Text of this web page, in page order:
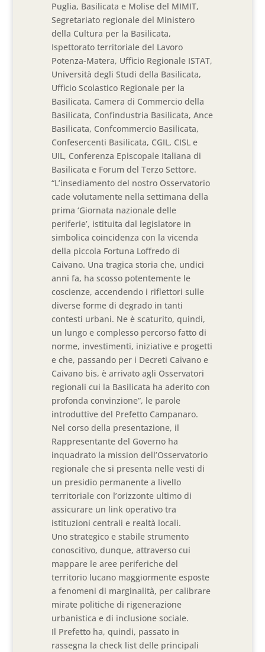
Puglia, Basilicata e Molise del MIMIT,
Segretariato regionale del Ministero
della Cultura per la Basilicata,
Ispettorato territoriale del Lavoro
Potenza-Matera, Ufficio Regionale ISTAT,
Università degli Studi della Basilicata,
Ufficio Scolastico Regionale per la
Basilicata, Camera di Commercio della
Basilicata, Confindustria Basilicata, Ance
Basilicata, Confcommercio Basilicata,
Confesercenti Basilicata, CGIL, CISL e
UIL, Conferenza Episcopale Italiana di
Basilicata e Forum del Terzo Settore.
“L’insediamento del nostro Osservatorio
cade volutamente nella settimana della
prima ‘Giornata nazionale delle
periferie’, istituita dal legislatore in
simbolica coincidenza con la vicenda
della piccola Fortuna Loffredo di
Caivano. Una tragica storia che, undici
anni fa, ha scosso potentemente le
coscienze, accendendo i riflettori sulle
diverse forme di degrado in tanti
contesti urbani. Ne è scaturito, quindi,
un lungo e complesso percorso fatto di
norme, investimenti, iniziative e progetti
e che, passando per i Decreti Caivano e
Caivano bis, è arrivato agli Osservatori
regionali cui la Basilicata ha aderito con
profonda convinzione”, le parole
introduttive del Prefetto Campanaro.
Nel corso della presentazione, il
Rappresentante del Governo ha
inquadrato la mission dell’Osservatorio
regionale che si presenta nelle vesti di
un presidio permanente a livello
territoriale con l’orizzonte ultimo di
assicurare un link operativo tra
istituzioni centrali e realtà locali.
Uno strategico e stabile strumento
conoscitivo, dunque, attraverso cui
mappare le aree periferiche del
territorio lucano maggiormente esposte
a fenomeni di marginalità, per calibrare
mirate politiche di rigenerazione
urbanistica e di inclusione sociale.
Il Prefetto ha, quindi, passato in
rassegna la check list delle principali